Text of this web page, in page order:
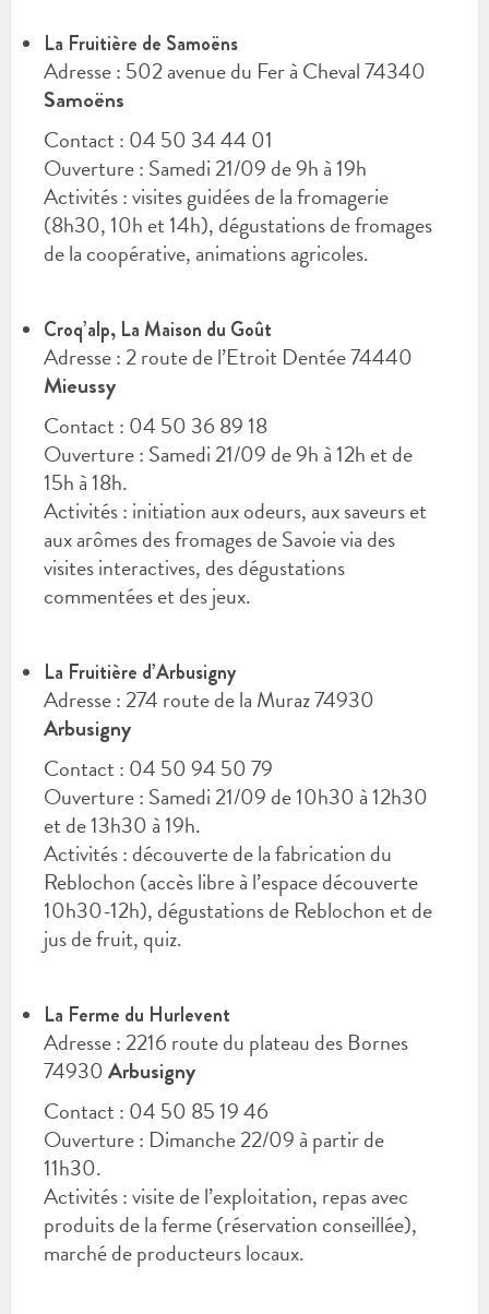
La Fruitière de Samoëns
Adresse : 502 avenue du Fer à Cheval 74340
Samoëns
Contact : 04 50 34 44 01
Ouverture : Samedi 21/09 de 9h à 19h
Activités : visites guidées de la fromagerie
(8h30, 10h et 14h), dégustations de fromages
de la coopérative, animations agricoles.
Croq’alp, La Maison du Goût
Adresse : 2 route de l’Etroit Dentée 74440
Mieussy
Contact : 04 50 36 89 18
Ouverture : Samedi 21/09 de 9h à 12h et de
15h à 18h.
Activités : initiation aux odeurs, aux saveurs et
aux arômes des fromages de Savoie via des
visites interactives, des dégustations
commentées et des jeux.
La Fruitière d’Arbusigny
Adresse : 274 route de la Muraz 74930
Arbusigny
Contact : 04 50 94 50 79
Ouverture : Samedi 21/09 de 10h30 à 12h30
et de 13h30 à 19h.
Activités : découverte de la fabrication du
Reblochon (accès libre à l’espace découverte
10h30-12h), dégustations de Reblochon et de
jus de fruit, quiz.
La Ferme du Hurlevent
Adresse : 2216 route du plateau des Bornes
74930Arbusigny
Contact : 04 50 85 19 46
Ouverture : Dimanche 22/09 à partir de
11h30.
Activités : visite de l’exploitation, repas avec
produits de la ferme (réservation conseillée),
marché de producteurs locaux.